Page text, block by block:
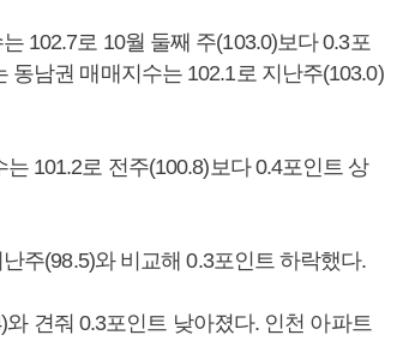
102.7로 10월 둘째 주(103.0)보다 0.3포
동남권 매매지수는 102.1로 지난주(103.0)
101.2로 전주(100.8)보다 0.4포인트 상
주(98.5)와 비교해 0.3포인트 하락했다.
견줘 0.3포인트 낮아졌다. 인천 아파트